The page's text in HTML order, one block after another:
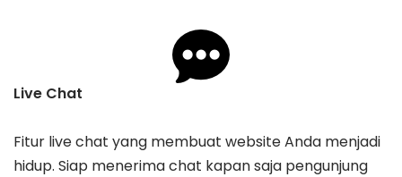
Live Chat
Fitur live chat yang membuat website Anda menjadi
hidup. Siap menerima chat kapan saja pengunjung